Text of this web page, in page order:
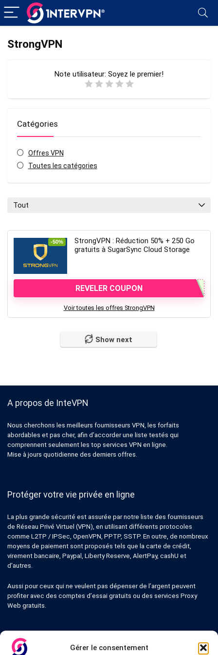
Gérer le consentement
StrongVPN
Note utilisateur: Soyez le premier!
Catégories
Offres VPN
Toutes les catégories
Tout
-50%
StrongVPN : Réduction 50% + 250 Go
gratuits à SugarSync Cloud Storage
REVELER COUPON
Voir toutes les offres StrongVPN
Show next
A propos de InteVPN
Nous cherchons les meilleurs fournisseurs VPN, les forfaits
abordables et pas cher, afin d’accorder une liste testés qui
comprennent seulement les top services VPN en ligne.
Mise à jours quotidienne des derniers offres.
Protéger votre vie privée en ligne
La plus grande sécurité est assurée par notre liste des fournisseurs
de Réseau Privé Virtuel (VPN), en utilisant différents protocoles
comme L2TP / IPSec, OpenVPN, PPTP, SSTP. En outre, de nombreux
moyens de paiement sont proposés tels que la carte de crédit,
virement bancaire, Paypal, Liberty Reserve, AlertPay, cashU et
d’autres.
Aussi pour ceux qui ne veulent pas dépenser de l’argent peuvent
profiter avec des comptes d’essai gratuits ou des services Proxy
Web gratuits.